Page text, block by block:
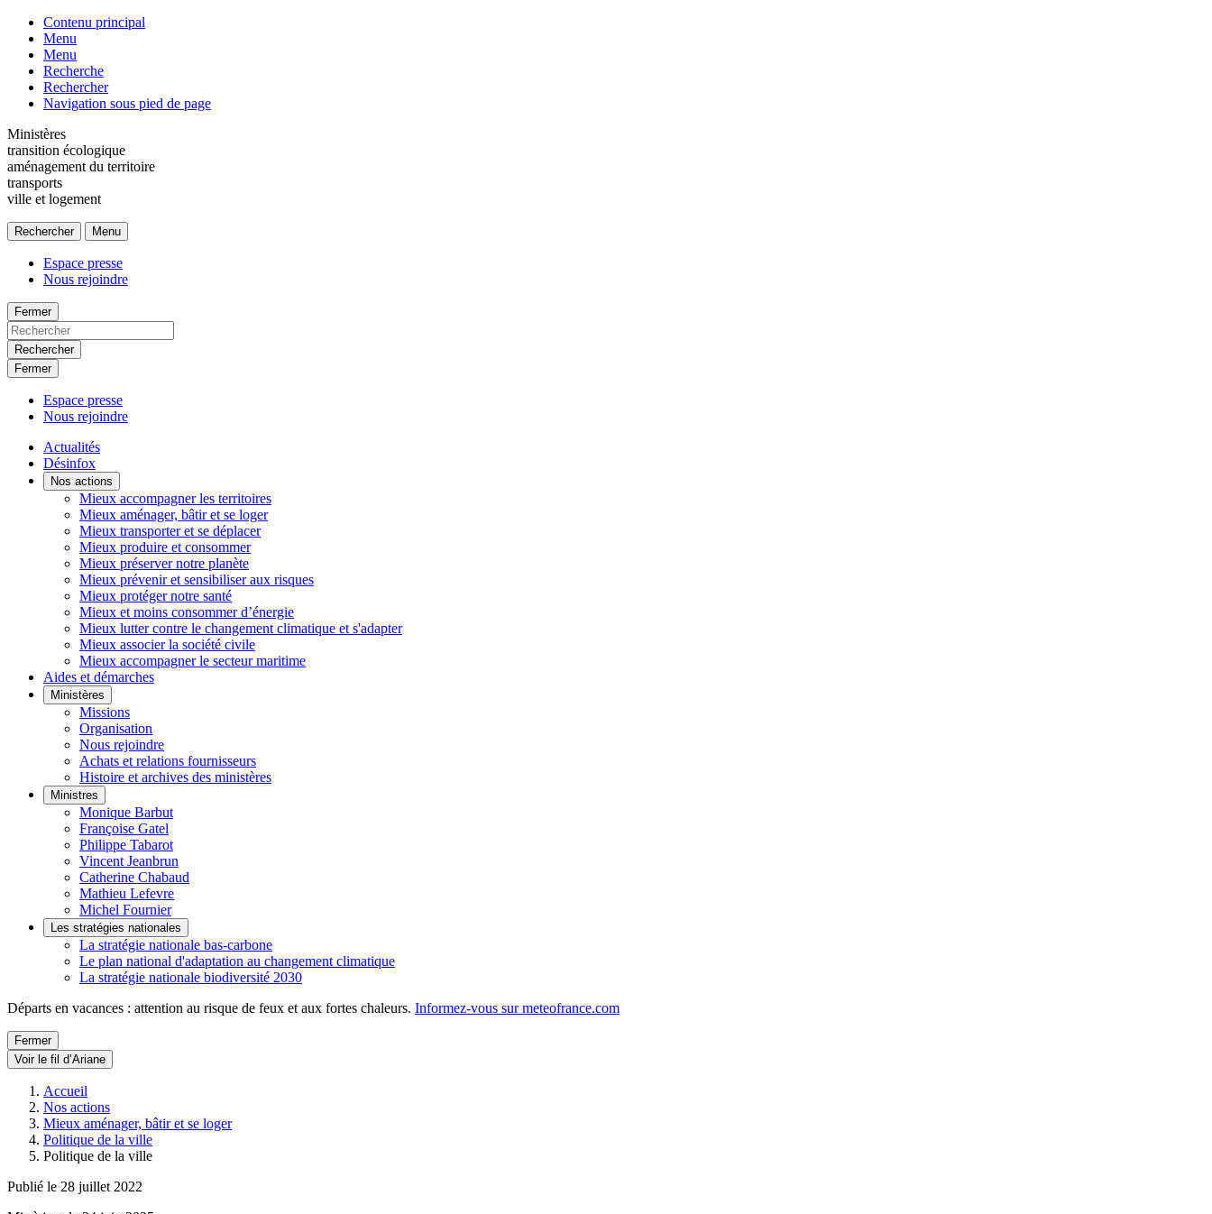
Contenu principal
Menu
Menu
Recherche
Rechercher
Navigation sous pied de page
Ministères
transition écologique
aménagement du territoire
transports
ville et logement
Rechercher Menu
Espace presse
Nous rejoindre
Fermer
Rechercher
Fermer
Espace presse
Nous rejoindre
Actualités
Désinfox
Nos actions
Mieux accompagner les territoires
Mieux aménager, bâtir et se loger
Mieux transporter et se déplacer
Mieux produire et consommer
Mieux préserver notre planète
Mieux prévenir et sensibiliser aux risques
Mieux protéger notre santé
Mieux et moins consommer d’énergie
Mieux lutter contre le changement climatique et s'adapter
Mieux associer la société civile
Mieux accompagner le secteur maritime
Aides et démarches
Ministères
Missions
Organisation
Nous rejoindre
Achats et relations fournisseurs
Histoire et archives des ministères
Ministres
Monique Barbut
Françoise Gatel
Philippe Tabarot
Vincent Jeanbrun
Catherine Chabaud
Mathieu Lefevre
Michel Fournier
Les stratégies nationales
La stratégie nationale bas-carbone
Le plan national d'adaptation au changement climatique
La stratégie nationale biodiversité 2030
Départs en vacances : attention au risque de feux et aux fortes chaleurs. Informez-vous sur meteofrance.com
Fermer
Voir le fil d’Ariane
Accueil
Nos actions
Mieux aménager, bâtir et se loger
Politique de la ville
Politique de la ville
Publié le 28 juillet 2022